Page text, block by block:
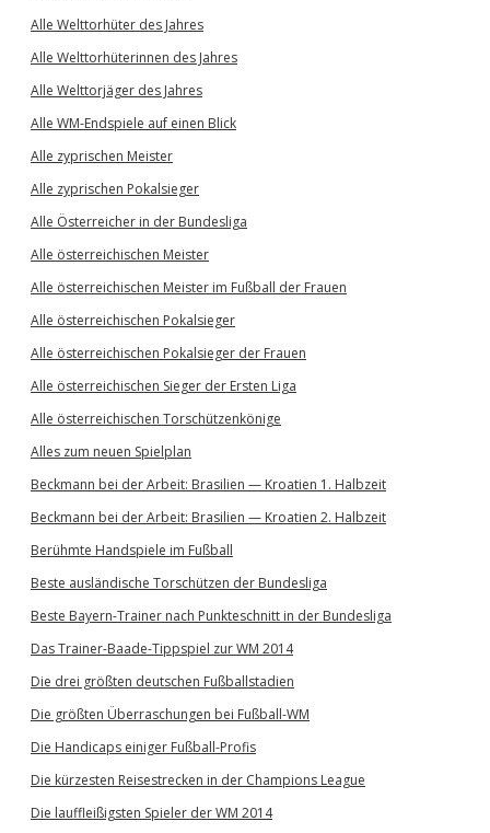
Alle Welttorhüter des Jahres
Alle Welttorhüterinnen des Jahres
Alle Welttorjäger des Jahres
Alle WM-Endspiele auf einen Blick
Alle zyprischen Meister
Alle zyprischen Pokalsieger
Alle Österreicher in der Bundesliga
Alle österreichischen Meister
Alle österreichischen Meister im Fußball der Frauen
Alle österreichischen Pokalsieger
Alle österreichischen Pokalsieger der Frauen
Alle österreichischen Sieger der Ersten Liga
Alle österreichischen Torschützenkönige
Alles zum neuen Spielplan
Beckmann bei der Arbeit: Brasilien — Kroatien 1. Halbzeit
Beckmann bei der Arbeit: Brasilien — Kroatien 2. Halbzeit
Berühmte Handspiele im Fußball
Beste ausländische Torschützen der Bundesliga
Beste Bayern-Trainer nach Punkteschnitt in der Bundesliga
Das Trainer-Baade-Tippspiel zur WM 2014
Die drei größten deutschen Fußballstadien
Die größten Überraschungen bei Fußball-WM
Die Handicaps einiger Fußball-Profis
Die kürzesten Reisestrecken in der Champions League
Die lauffleißigsten Spieler der WM 2014